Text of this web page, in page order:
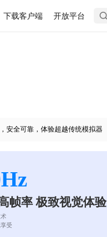
下载客户端 开放平台
安全可靠，体验超越传统模拟器
帧率 极致视觉体验
受